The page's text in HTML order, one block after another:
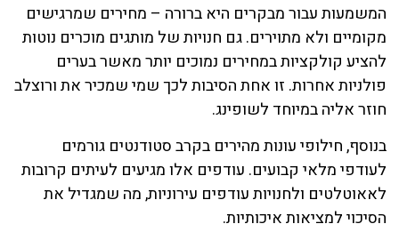
המשמעות עבור מבקרים היא ברורה – מחירים שמרגישים
מקומיים ולא מתוירים. גם חנויות של מותגים מוכרים נוטות
להציע קולקציות במחירים נמוכים יותר מאשר בערים
פולניות אחרות. זו אחת הסיבות לכך שמי שמכיר את ורוצלב
חוזר אליה במיוחד לשופינג.
בנוסף, חילופי עונות מהירים בקרב סטודנטים גורמים
לעודפי מלאי קבועים. עודפים אלו מגיעים לעיתים קרובות
לאאוטלטים ולחנויות עודפים עירוניות, מה שמגדיל את
הסיכוי למציאות איכותיות.